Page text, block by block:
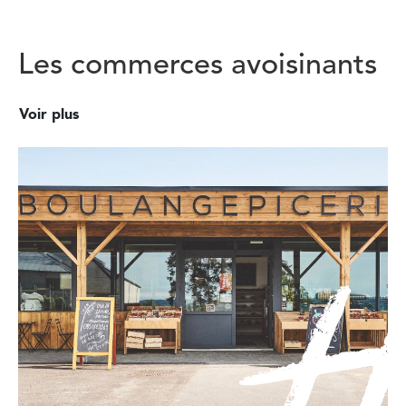
Les commerces avoisinants
Voir plus